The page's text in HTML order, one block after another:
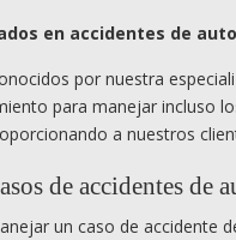
en accidentes de auto
por nuestra
para manejar incluso
a nuestros
de accidentes de
un caso de accidente